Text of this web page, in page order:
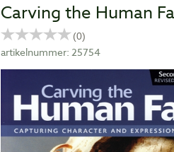
Carving the Human
artikelnummer: 25754